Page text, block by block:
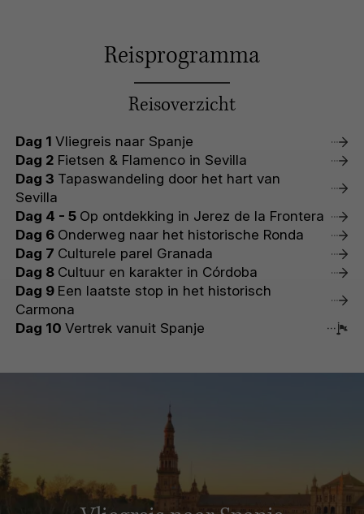
Reisprogramma
Reisoverzicht
Dag 1 Vliegreis naar Spanje
Dag 2 Fietsen & Flamenco in Sevilla
Dag 3 Tapaswandeling door het hart van
Sevilla
Dag 4 - 5 Op ontdekking in Jerez de la Frontera
Dag 6 Onderweg naar het historische Ronda
Dag 7 Culturele parel Granada
Dag 8 Cultuur en karakter in Córdoba
Dag 9 Een laatste stop in het historisch
Carmona
Dag 10 Vertrek vanuit Spanje